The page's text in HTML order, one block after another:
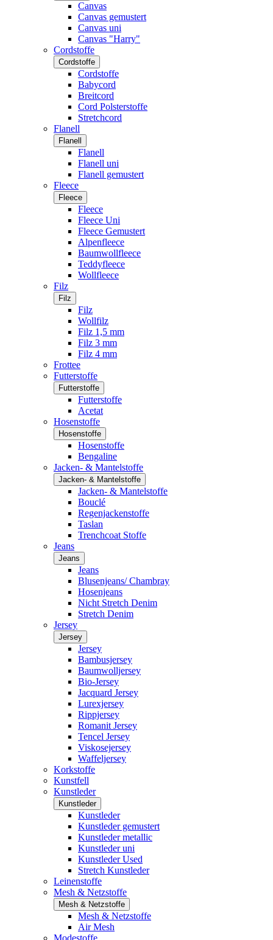
Canvas
Canvas gemustert
Canvas uni
Canvas "Harry"
Cordstoffe
Cordstoffe
Cordstoffe
Babycord
Breitcord
Cord Polsterstoffe
Stretchcord
Flanell
Flanell
Flanell
Flanell uni
Flanell gemustert
Fleece
Fleece
Fleece
Fleece Uni
Fleece Gemustert
Alpenfleece
Baumwollfleece
Teddyfleece
Wollfleece
Filz
Filz
Filz
Wollfilz
Filz 1,5 mm
Filz 3 mm
Filz 4 mm
Frottee
Futterstoffe
Futterstoffe
Futterstoffe
Acetat
Hosenstoffe
Hosenstoffe
Hosenstoffe
Bengaline
Jacken- & Mantelstoffe
Jacken- & Mantelstoffe
Jacken- & Mantelstoffe
Bouclé
Regenjackenstoffe
Taslan
Trenchcoat Stoffe
Jeans
Jeans
Jeans
Blusenjeans/ Chambray
Hosenjeans
Nicht Stretch Denim
Stretch Denim
Jersey
Jersey
Jersey
Bambusjersey
Baumwolljersey
Bio-Jersey
Jacquard Jersey
Lurexjersey
Rippjersey
Romanit Jersey
Tencel Jersey
Viskosejersey
Waffeljersey
Korkstoffe
Kunstfell
Kunstleder
Kunstleder
Kunstleder
Kunstleder gemustert
Kunstleder metallic
Kunstleder uni
Kunstleder Used
Stretch Kunstleder
Leinenstoffe
Mesh & Netzstoffe
Mesh & Netzstoffe
Mesh & Netzstoffe
Air Mesh
Modestoffe